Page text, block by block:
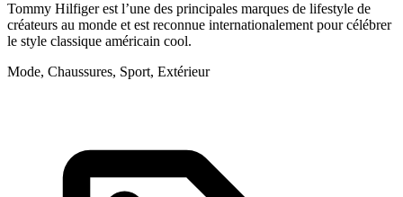
Tommy Hilfiger est l’une des principales marques de lifestyle de
créateurs au monde et est reconnue internationalement pour célébrer
le style classique américain cool.
Mode, Chaussures, Sport, Extérieur